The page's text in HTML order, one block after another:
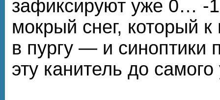
зафиксируют уже 0… -
мокрый снег, который к
в пургу — и синоптики
эту канитель до самого